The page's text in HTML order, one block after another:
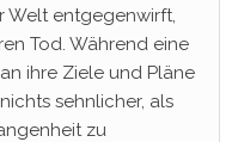
Welt entgegenwirft,
Tod. Während eine
ihre Ziele und Pläne
sehnlicher, als
zu